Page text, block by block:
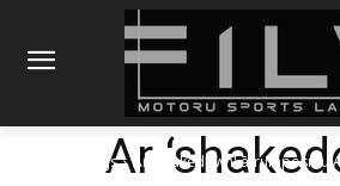
Rallijs
Ar 'shakedown' ātrumposmu
Ar